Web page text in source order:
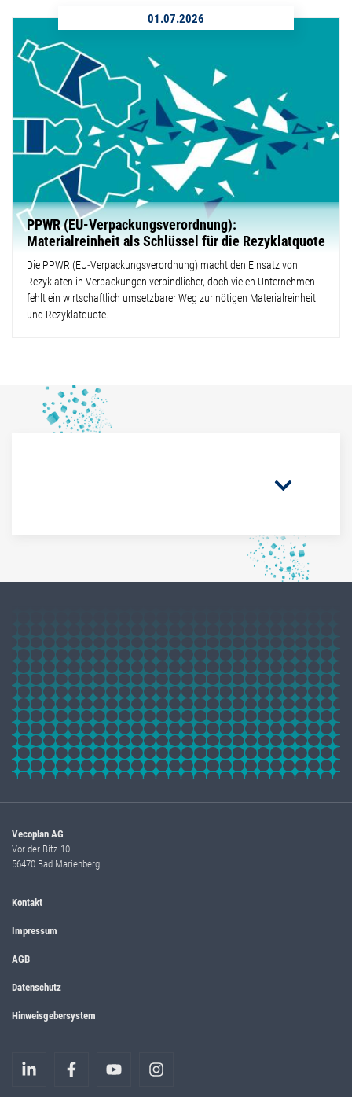
01.07.2026
PPWR (EU-Verpackungsverordnung):
Materialreinheit als Schlüssel für die Rezyklatquote
Die PPWR (EU‑Verpackungsverordnung) macht den Einsatz von
Rezyklaten in Verpackungen verbindlicher, doch vielen Unternehmen
fehlt ein wirtschaftlich umsetzbarer Weg zur nötigen Materialreinheit
und Rezyklatquote.
Vecoplan AG
Vor der Bitz 10
56470 Bad Marienberg
Kontakt
Impressum
AGB
Datenschutz
Hinweisgebersystem